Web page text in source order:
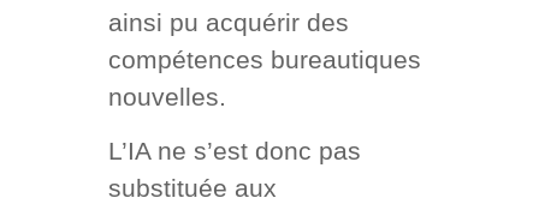
ainsi pu acquérir des
compétences bureautiques
nouvelles.
L’IA ne s’est donc pas
substituée aux